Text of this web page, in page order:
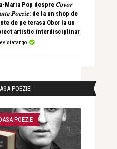
Maria Pop despre 𝐶𝑜𝑣𝑜𝑟
𝑃𝑜𝑒𝑧𝑖𝑒: de la un shop de
de pe terasa Obor la un
artistic interdisciplinar
POEZIE
POEZIE